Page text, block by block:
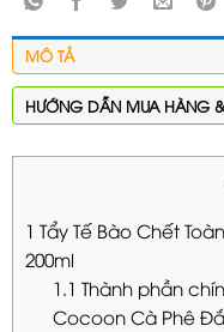
MÔ TẢ
HƯỚNG DẪN MUA HÀNG
1 Tẩy Tế Bào Chết
200ml
1.1 Thành phần
Cocoon Cà Phê